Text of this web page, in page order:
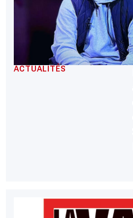
ACTUALITÉS